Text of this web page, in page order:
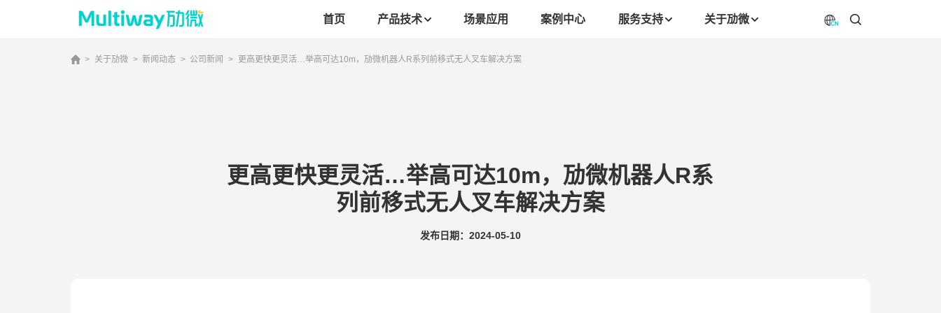
首页 产品技术 场景应用 案例中心 服务支持 关于劢微
> 关于劢微 > 新闻动态 > 公司新闻 > 更高更快更灵活…举高可达10m，劢微机器人R系列前移式无人叉车解决方案
更高更快更灵活…举高可达10m，劢微机器人R系
列前移式无人叉车解决方案
发布日期：2024-05-10